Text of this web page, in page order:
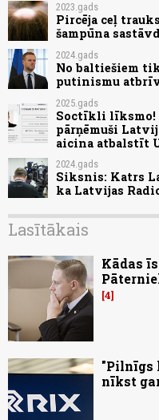
2023.gads
Pircēja ceļ
šampūna
2024.gads
No baltiešiem
putinismu
2025.gads
Soctīkli līksmo!
pārņēmuši
aicina atbalstīt
2024.gads
Siksnis: Katrs
ka Latvijas
Lasītākais
Kādas
4
"Pilnīgs
nīkst